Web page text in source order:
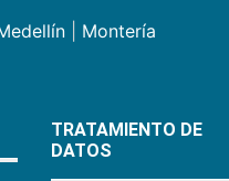
| Montería
TRATAMIENTO DE
DATOS